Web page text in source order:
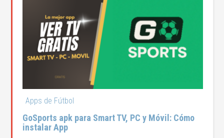
Apps de Fútbol
GoSports apk para Smart TV, PC y Móvil: Cómo
instalar App